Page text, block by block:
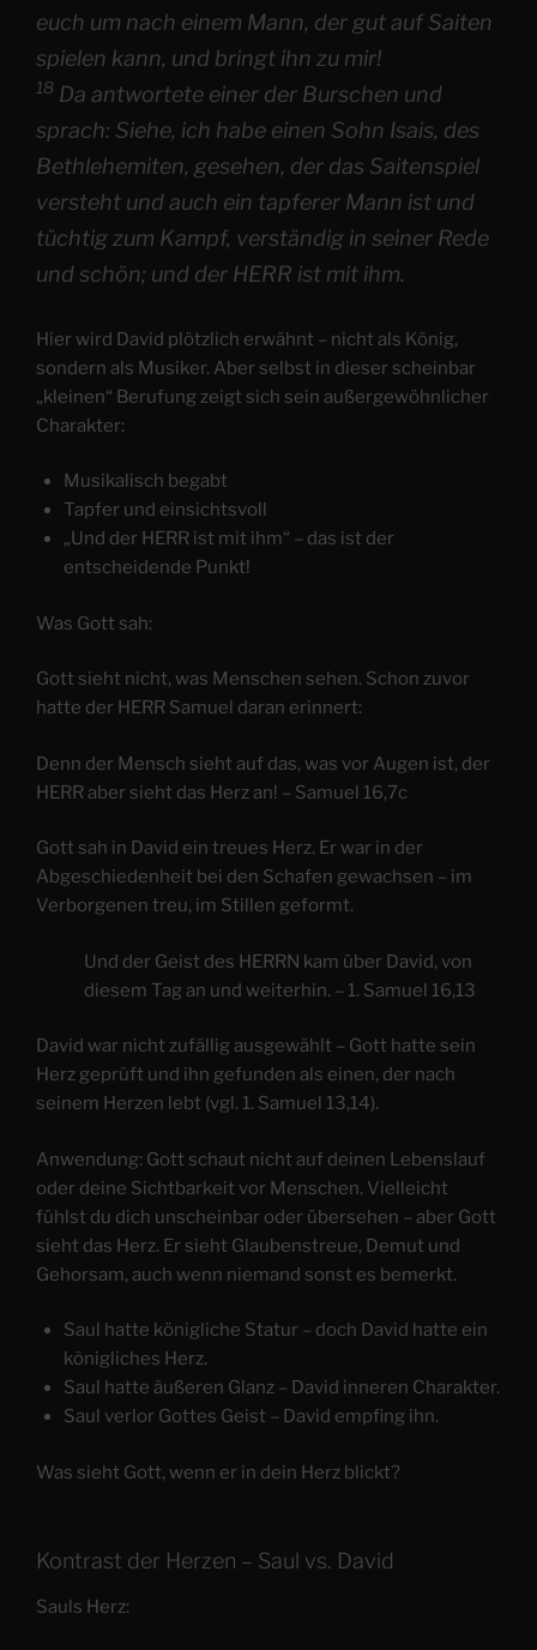
euch um nach einem Mann, der gut auf Saiten
spielen kann, und bringt ihn zu mir!
18 Da antwortete einer der Burschen und
sprach: Siehe, ich habe einen Sohn Isais, des
Bethlehemiten, gesehen, der das Saitenspiel
versteht und auch ein tapferer Mann ist und
tüchtig zum Kampf, verständig in seiner Rede
und schön; und der HERR ist mit ihm.
Hier wird David plötzlich erwähnt – nicht als König,
sondern als Musiker. Aber selbst in dieser scheinbar
„kleinen“ Berufung zeigt sich sein außergewöhnlicher
Charakter:
Musikalisch begabt
Tapfer und einsichtsvoll
„Und der HERR ist mit ihm“ – das ist der
entscheidende Punkt!
Was Gott sah:
Gott sieht nicht, was Menschen sehen. Schon zuvor
hatte der HERR Samuel daran erinnert:
Denn der Mensch sieht auf das, was vor Augen ist, der
HERR aber sieht das Herz an! – Samuel 16,7c
Gott sah in David ein treues Herz. Er war in der
Abgeschiedenheit bei den Schafen gewachsen – im
Verborgenen treu, im Stillen geformt.
Und der Geist des HERRN kam über David, von
diesem Tag an und weiterhin. – 1. Samuel 16,13
David war nicht zufällig ausgewählt – Gott hatte sein
Herz geprüft und ihn gefunden als einen, der nach
seinem Herzen lebt (vgl. 1. Samuel 13,14).
Anwendung: Gott schaut nicht auf deinen Lebenslauf
oder deine Sichtbarkeit vor Menschen. Vielleicht
fühlst du dich unscheinbar oder übersehen – aber Gott
sieht das Herz. Er sieht Glaubenstreue, Demut und
Gehorsam, auch wenn niemand sonst es bemerkt.
Saul hatte königliche Statur – doch David hatte ein
königliches Herz.
Saul hatte äußeren Glanz – David inneren Charakter.
Saul verlor Gottes Geist – David empfing ihn.
Was sieht Gott, wenn er in dein Herz blickt?
Kontrast der Herzen – Saul vs. David
Sauls Herz: